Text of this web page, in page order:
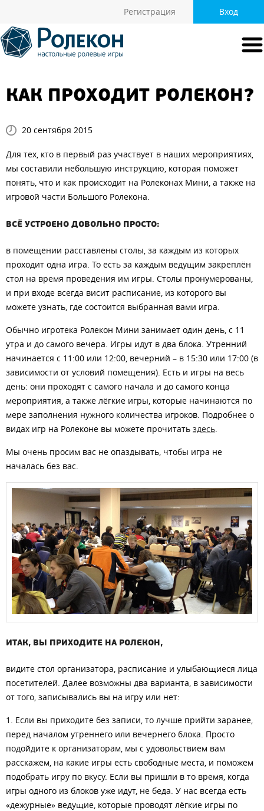
Вход
Регистрация
КАК ПРОХОДИТ РОЛЕКОН?
20 сентября 2015
Для тех, кто в первый раз участвует в наших мероприятиях,
мы составили небольшую инструкцию, которая поможет
понять, что и как происходит на Ролеконах Мини, а также на
игровой части Большого Ролекона.
ВСЁ УСТРОЕНО ДОВОЛЬНО ПРОСТО:
в помещении расставлены столы, за каждым из которых
проходит одна игра. То есть за каждым ведущим закреплён
стол на время проведения им игры. Столы пронумерованы,
и при входе всегда висит расписание, из которого вы
можете узнать, где состоится выбранная вами игра.
Обычно игротека Ролекон Мини занимает один день, с 11
утра и до самого вечера. Игры идут в два блока. Утренний
начинается с 11:00 или 12:00, вечерний – в 15:30 или 17:00 (в
зависимости от условий помещения). Есть и игры на весь
день: они проходят с самого начала и до самого конца
мероприятия, а также лёгкие игры, которые начинаются по
мере заполнения нужного количества игроков. Подробнее о
видах игр на Ролеконе вы можете прочитать здесь.
Мы очень просим вас не опаздывать, чтобы игра не
началась без вас.
ИТАК, ВЫ ПРИХОДИТЕ НА РОЛЕКОН,
видите стол организатора, расписание и улыбающиеся лица
посетителей. Далее возможны два варианта, в зависимости
от того, записывались вы на игру или нет:
1. Если вы приходите без записи, то лучше прийти заранее,
перед началом утреннего или вечернего блока. Просто
подойдите к организаторам, мы с удовольствием вам
расскажем, на какие игры есть свободные места, и поможем
подобрать игру по вкусу. Если вы пришли в то время, когда
игры одного из блоков уже идут, не беда. У нас всегда есть
«дежурные» ведущие, которые проводят лёгкие игры по